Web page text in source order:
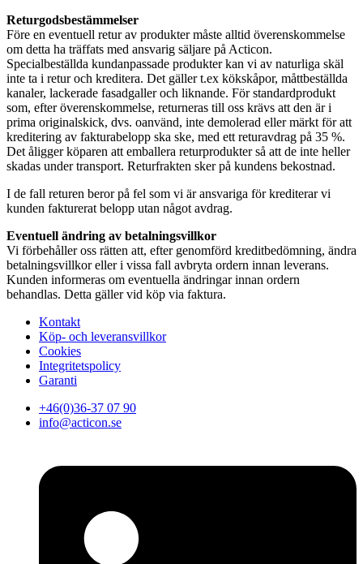
Returgodsbestämmelser
Före en eventuell retur av produkter måste alltid överenskommelse
om detta ha träffats med ansvarig säljare på Acticon.
Specialbeställda kundanpassade produkter kan vi av naturliga skäl
inte ta i retur och kreditera. Det gäller t.ex kökskåpor, måttbeställda
kanaler, lackerade fasadgaller och liknande. För standardprodukt
som, efter överenskommelse, returneras till oss krävs att den är i
prima originalskick, dvs. oanvänd, inte demolerad eller märkt för att
kreditering av fakturabelopp ska ske, med ett returavdrag på 35 %.
Det åligger köparen att emballera returprodukter så att de inte heller
skadas under transport. Returfrakten sker på kundens bekostnad.
I de fall returen beror på fel som vi är ansvariga för krediterar vi
kunden fakturerat belopp utan något avdrag.
Eventuell ändring av betalningsvillkor
Vi förbehåller oss rätten att, efter genomförd kreditbedömning, ändra
betalningsvillkor eller i vissa fall avbryta ordern innan leverans.
Kunden informeras om eventuella ändringar innan ordern
behandlas. Detta gäller vid köp via faktura.
Kontakt
Köp- och leveransvillkor
Cookies
Integritetspolicy
Garanti
+46(0)36-37 07 90
info@acticon.se